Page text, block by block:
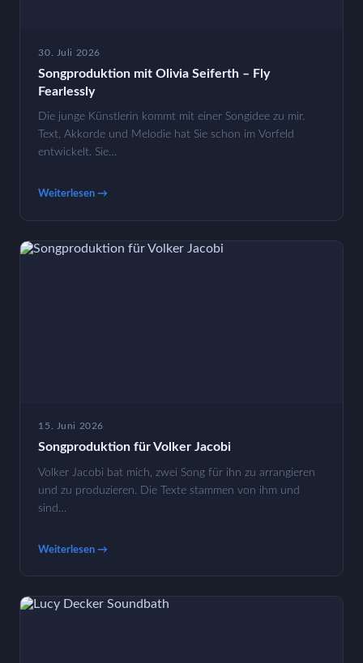
30. Juli 2026
Songproduktion mit Olivia Seiferth – Fly
Fearlessly
Die junge Künstlerin kommt mit einer Songidee zu mir.
Text, Akkorde und Melodie hat Sie schon im Vorfeld
entwickelt. Sie…
Weiterlesen →
15. Juni 2026
Songproduktion für Volker Jacobi
Volker Jacobi bat mich, zwei Song für ihn zu arrangieren
und zu produzieren. Die Texte stammen von ihm und
sind…
Weiterlesen →